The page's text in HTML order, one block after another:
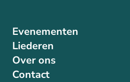
Evenementen
Liederen
Over ons
Contact